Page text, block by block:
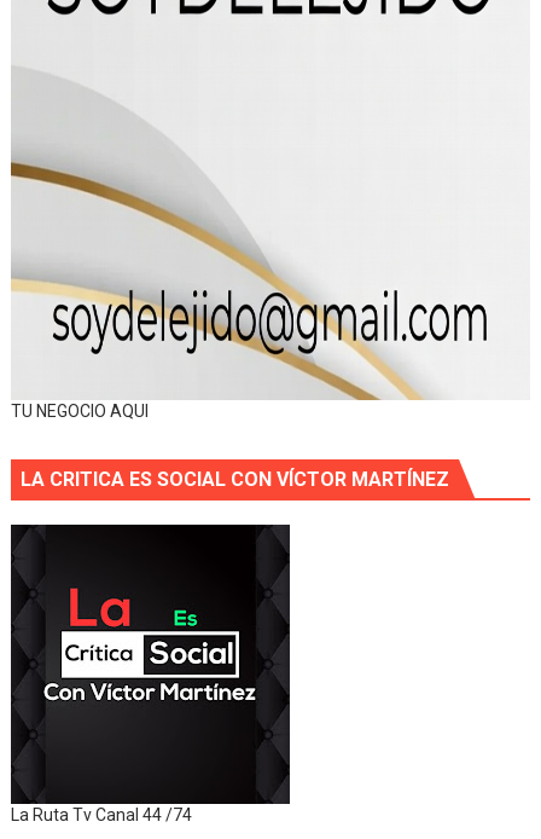
TU NEGOCIO AQUI
LA CRITICA ES SOCIAL CON VÍCTOR MARTÍNEZ
La Ruta Tv Canal 44 /74